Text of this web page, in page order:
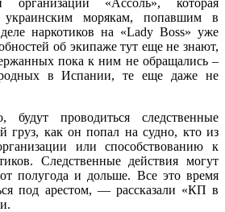
украинским морякам, попавшим в
наркотиков на «Lady Boss» уже
об экипаже тут еще не знают,
пока к ним не обращались –
в Испании, те еще даже не
проводиться следственные
груз, как он попал на судно, кто из
или способствованию к
Следственные действия могут
полугода и дольше. Все это время
под арестом, — рассказали «КП в